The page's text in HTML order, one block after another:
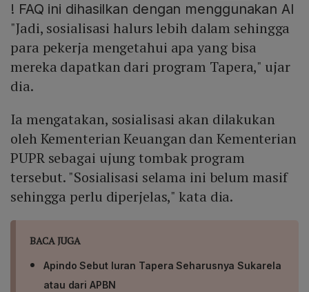
! FAQ ini dihasilkan dengan menggunakan AI
"Jadi, sosialisasi halurs lebih dalam sehingga
para pekerja mengetahui apa yang bisa
mereka dapatkan dari program Tapera," ujar
dia.
Ia mengatakan, sosialisasi akan dilakukan
oleh Kementerian Keuangan dan Kementerian
PUPR sebagai ujung tombak program
tersebut. "Sosialisasi selama ini belum masif
sehingga perlu diperjelas," kata dia.
BACA JUGA
Apindo Sebut Iuran Tapera Seharusnya Sukarela
atau dari APBN